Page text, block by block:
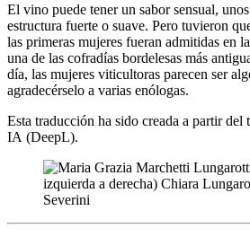
El vino puede tener un sabor sensual,
estructura fuerte o suave. Pero tuvieron
las primeras mujeres fueran admitidas en
una de las cofradías bordelesas más
día, las mujeres viticultoras parecen ser
agradecérselo a varias enólogas.
Esta traducción ha sido creada a partir
IA (DeepL).